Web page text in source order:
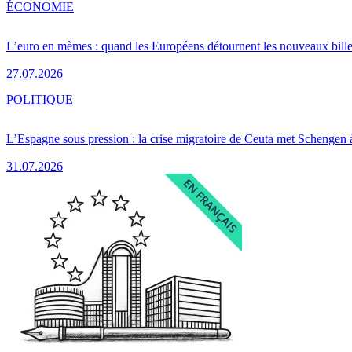
L’euro en mèmes : quand les Européens détournent les nouveaux
27.07.2026
ÉCONOMIE
L’Espagne sous pression : la crise migratoire de Ceuta met Schengen
31.07.2026
POLITIQUE